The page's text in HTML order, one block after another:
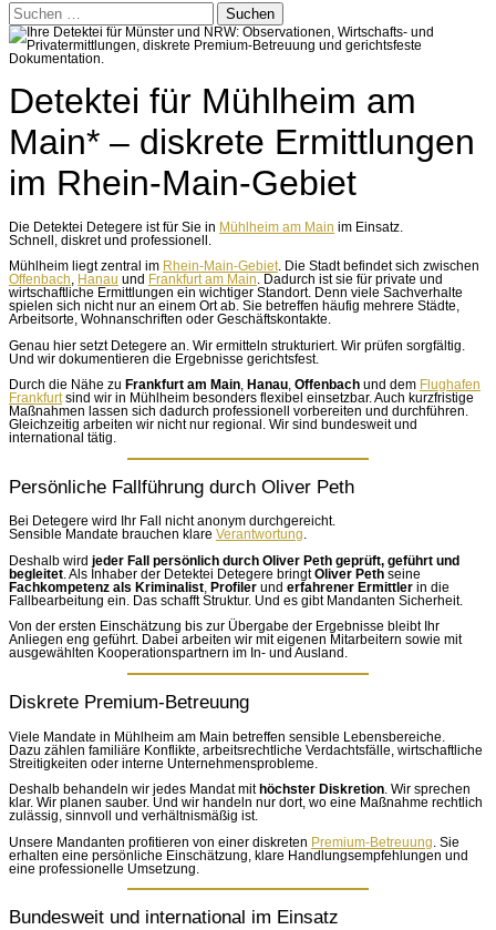
Suchen
nach:
Detektei für Mühlheim am
Main* – diskrete Ermittlungen
im Rhein-Main-Gebiet
Die Detektei Detegere ist für Sie in Mühlheim am Main im Einsatz.
Schnell, diskret und professionell.
Mühlheim liegt zentral im Rhein-Main-Gebiet . Die Stadt befindet sich zwischen
Offenbach
Hanau und Frankfurt am Main . Dadurch ist sie für private und
wirtschaftliche Ermittlungen ein wichtiger Standort. Denn viele Sachverhalte
spielen sich nicht nur an einem Ort ab. Sie betreffen häufig mehrere Städte,
Arbeitsorte, Wohnanschriften oder Geschäftskontakte.
Genau hier setzt Detegere an. Wir ermitteln strukturiert. Wir prüfen sorgfältig.
Und wir dokumentieren die Ergebnisse gerichtsfest.
Durch die Nähe zu Frankfurt am Main Hanau Offenbach und dem Flughafen
Frankfurt sind wir in Mühlheim besonders flexibel einsetzbar. Auch kurzfristige
Maßnahmen lassen sich dadurch professionell vorbereiten und durchführen.
Gleichzeitig arbeiten wir nicht nur regional. Wir sind bundesweit und
international tätig.
Persönliche Fallführung durch Oliver Peth
Bei Detegere wird Ihr Fall nicht anonym durchgereicht.
Sensible Mandate brauchen klare Verantwortung.
Deshalb wird jeder Fall persönlich durch Oliver Peth geprüft, geführt und
begleitet . Als Inhaber der Detektei Detegere bringtOliver Peth seine
Fachkompetenz als Kriminalist Profiler und erfahrener Ermittler in die
Fallbearbeitung ein. Das schafft Struktur. Und es gibt Mandanten Sicherheit.
Von der ersten Einschätzung bis zur Übergabe der Ergebnisse bleibt Ihr
Anliegen eng geführt. Dabei arbeiten wir mit eigenen Mitarbeitern sowie mit
ausgewählten Kooperationspartnern im In- und Ausland.
Diskrete Premium-Betreuung
Viele Mandate in Mühlheim am Main betreffen sensible Lebensbereiche.
Dazu zählen familiäre Konflikte, arbeitsrechtliche Verdachtsfälle, wirtschaftliche
Streitigkeiten oder interne Unternehmensprobleme.
Deshalb behandeln wir jedes Mandat mithöchster Diskretion . Wir sprechen
klar. Wir planen sauber. Und wir handeln nur dort, wo eine Maßnahme rechtlich
zulässig, sinnvoll und verhältnismäßig ist.
Unsere Mandanten profitieren von einer diskreten Premium-Betreuung . Sie
erhalten eine persönliche Einschätzung, klare Handlungsempfehlungen und
eine professionelle Umsetzung.
Bundesweit und international im Einsatz